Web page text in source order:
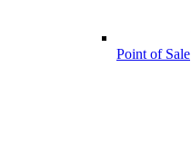
Point of Sale